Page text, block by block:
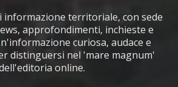
informazione territoriale, con sede
approfondimenti, inchieste e
curiosa, audace e
distinguersi nel 'mare magnum'
online.